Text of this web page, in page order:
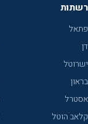
רשתות
פתאל
דן
ישרוטל
בראון
אסטרל
קלאב הוטל